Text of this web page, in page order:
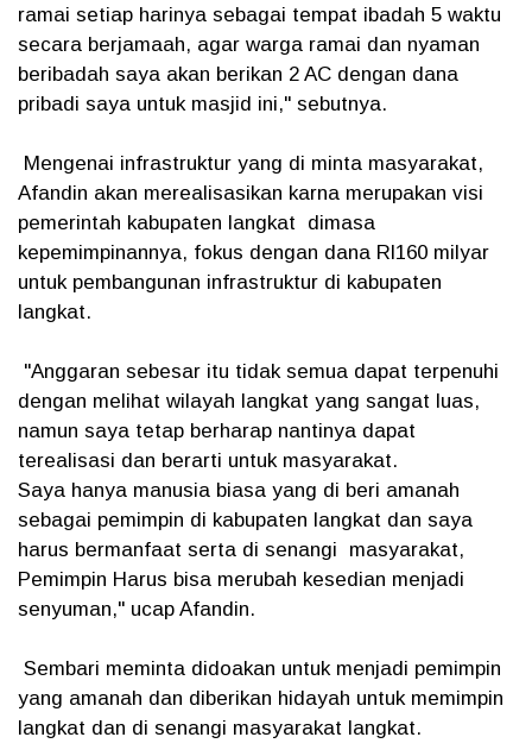
ramai setiap harinya sebagai tempat ibadah 5 waktu
secara berjamaah, agar warga ramai dan nyaman
beribadah saya akan berikan 2 AC dengan dana
pribadi saya untuk masjid ini," sebutnya.
Mengenai infrastruktur yang di minta masyarakat,
Afandin akan merealisasikan karna merupakan visi
pemerintah kabupaten langkat dimasa
kepemimpinannya, fokus dengan dana Rl160 milyar
untuk pembangunan infrastruktur di kabupaten
langkat.
"Anggaran sebesar itu tidak semua dapat terpenuhi
dengan melihat wilayah langkat yang sangat luas,
namun saya tetap berharap nantinya dapat
terealisasi dan berarti untuk masyarakat.
Saya hanya manusia biasa yang di beri amanah
sebagai pemimpin di kabupaten langkat dan saya
harus bermanfaat serta di senangi masyarakat,
Pemimpin Harus bisa merubah kesedian menjadi
senyuman," ucap Afandin.
Sembari meminta didoakan untuk menjadi pemimpin
yang amanah dan diberikan hidayah untuk memimpin
langkat dan di senangi masyarakat langkat.